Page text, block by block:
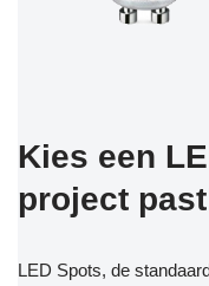
Kies een
project
LED Spots, de